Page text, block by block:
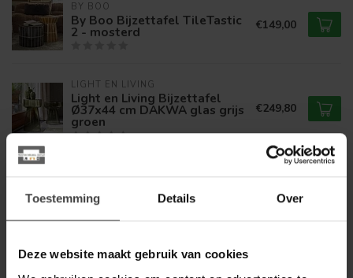
Toestemming Details Over
Deze website maakt gebruik van cookies
BY BOO
By Boo Bijzettafel TileTastic
2 - mosterd €149,00
LIGHT EN LIVING
Light en Living Bijzettafel
Ø37x44 cm DAKWA glas grijs
groen
€249,80
BY BOO
1 - mosterd €159,00
BY BOO
By Boo Bijzettafel TileTastic